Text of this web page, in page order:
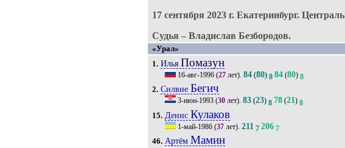
17 сентября 2023 г.Екатеринбург.
Судья – Владислав Безбородов.
«Урал»
1. Илья Помазун
16-авг-1996 (27 лет).84 (80) 8 84 (80) 8
2. СилвиеБегич
3-июн-1993 (30 лет).83 (23) 8 78 (21) 8
15. Денис Кулаков
1-май-1986 (37 лет).211 7 206 7
46. Артём Мамин